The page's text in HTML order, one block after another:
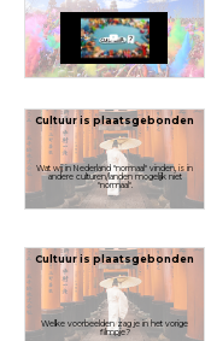
Wat wij in Nederland "normaal" vinden, is in
andere culturen/landen mogelijk niet
"normaal".
Cultuur is plaatsgebonden
Welke voorbeelden zag je in het vorige
filmpje?
Cultuur is plaatsgebonden